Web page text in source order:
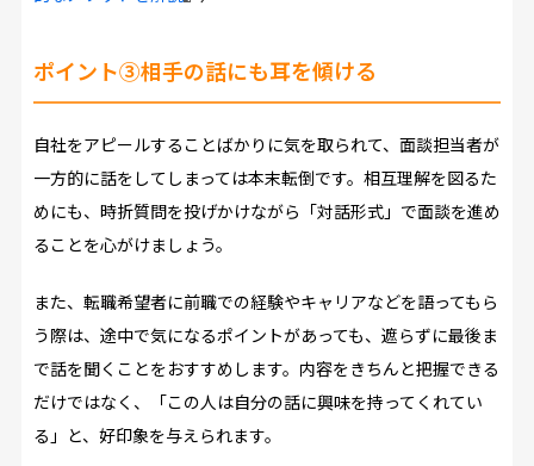
ポイント③相手の話にも耳を傾ける
自社をアピールすることばかりに気を取られて、面談担当者が
一方的に話をしてしまっては本末転倒です。相互理解を図るた
めにも、時折質問を投げかけながら「対話形式」で面談を進め
ることを心がけましょう。
また、転職希望者に前職での経験やキャリアなどを語ってもら
う際は、途中で気になるポイントがあっても、遮らずに最後ま
で話を聞くことをおすすめします。内容をきちんと把握できる
だけではなく、「この人は自分の話に興味を持ってくれてい
る」と、好印象を与えられます。